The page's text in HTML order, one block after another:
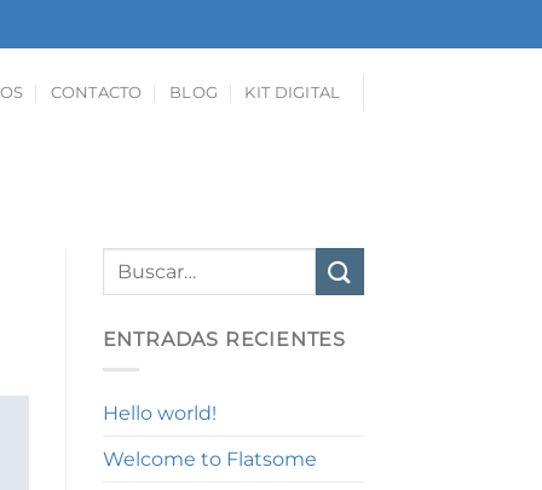
CONTACTO BLOG KIT DIGITAL
ENTRADAS RECIENTES
Hello world!
Welcome to Flatsome